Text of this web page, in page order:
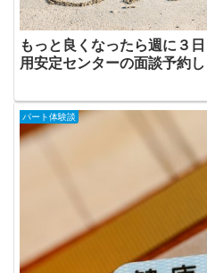
もっと良くなったら週に３
用安定センターの面談予約
パート体験談